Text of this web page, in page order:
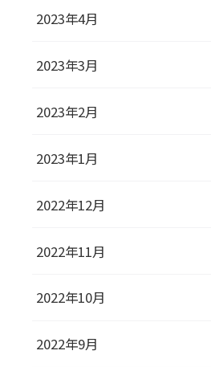
2023年4月
2023年3月
2023年2月
2023年1月
2022年12月
2022年11月
2022年10月
2022年9月